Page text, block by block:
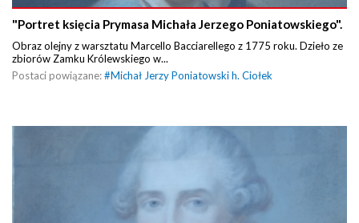
"Portret księcia Prymasa Michała Jerzego Poniatowskiego".
Obraz olejny z warsztatu Marcello Bacciarellego z 1775 roku. Dzieło ze
zbiorów Zamku Królewskiego w...
Postaci powiązane:#Michał Jerzy Poniatowski h. Ciołek